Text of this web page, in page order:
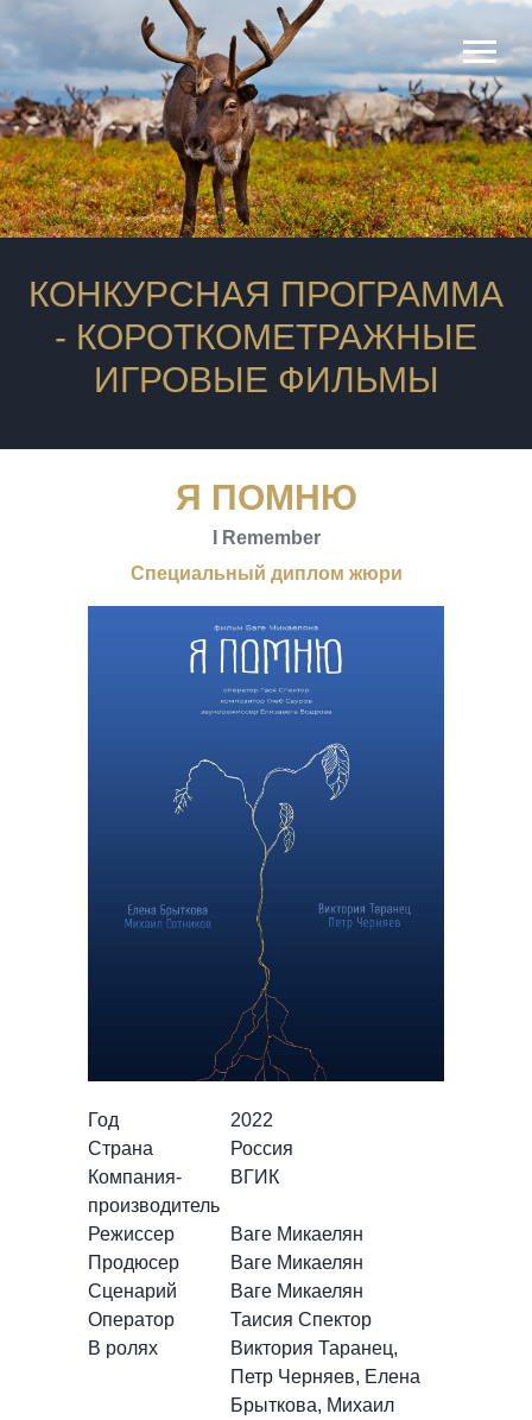
КОНКУРСНАЯ ПРОГРАММА
- КОРОТКОМЕТРАЖНЫЕ
ИГРОВЫЕ ФИЛЬМЫ
Год
Страна
Компания-
производитель
Режиссер
Продюсер
Сценарий
Оператор
В ролях
2022
Россия
ВГИК
Ваге Микаелян
Ваге Микаелян
Ваге Микаелян
Таисия Спектор
Виктория Таранец,
Петр Черняев, Елена
Брыткова, Михаил
продюсеры
Я ПОМНЮ
I Remember
Специальный диплом жюри